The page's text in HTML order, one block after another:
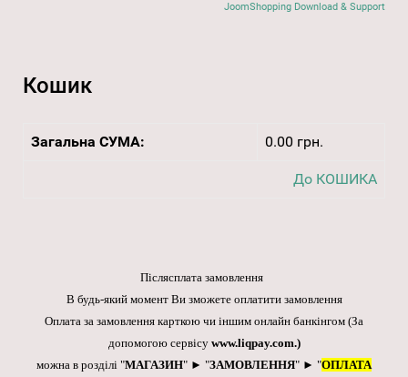
JoomShopping Download & Support
Кошик
Загальна СУМА: 0.00 грн.
До КОШИКА
Післясплата замовлення
В будь-який момент Ви зможете оплатити замовлення
Оплата за замовлення карткою чи іншим онлайн банкінгом (За
допомогою сервісу www.liqpay.com.)
можна в розділі "МАГАЗИН" ► "ЗАМОВЛЕННЯ" ► "ОПЛАТА